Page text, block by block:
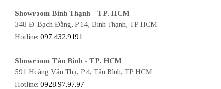
Showroom Bình Thạnh - TP. HCM
348 Đ. Bạch Đằng, P.14, Bình Thạnh, TP HCM
Hotline: 097.432.9191
Showroom Tân Bình - TP. HCM
591 Hoàng Văn Thụ, P.4, Tân Bình, TP HCM
Hotline: 0928.97.97.97